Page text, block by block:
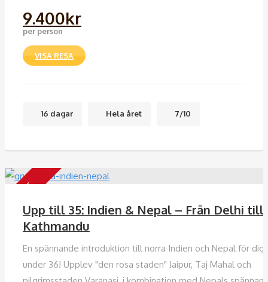
9.400kr
per person
VISA RESA
16 dagar Hela året 7/10
18-35
Upp till 35: Indien & Nepal – Från Delhi till
Kathmandu
En spännande introduktion till norra Indien och Nepal för dig
under 36! Upplev "den rosa staden" Jaipur, Taj Mahal och